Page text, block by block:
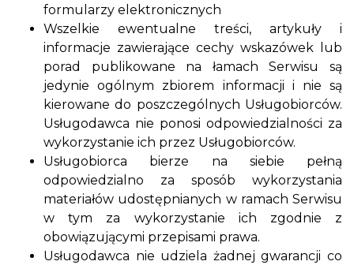
formularzy elektronicznych
Wszelkie ewentualne treści, artykuły i
informacje zawierające cechy wskazówek lub
porad publikowane na łamach Serwisu są
jedynie ogólnym zbiorem informacji i nie są
kierowane do poszczególnych Usługobiorców.
Usługodawca nie ponosi odpowiedzialności za
wykorzystanie ich przez Usługobiorców.
Usługobiorca bierze na siebie pełną
odpowiedzialno za sposób wykorzystania
materiałów udostępnianych w ramach Serwisu
w tym za wykorzystanie ich zgodnie z
obowiązującymi przepisami prawa.
Usługodawca nie udziela żadnej gwarancji co